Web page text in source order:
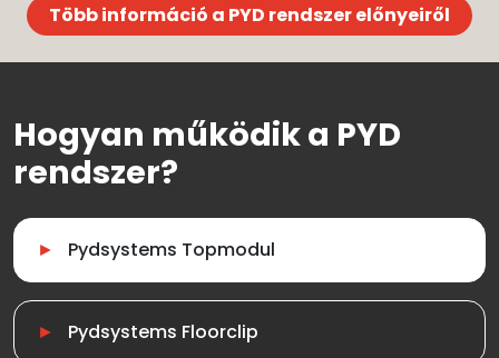
Több információ a PYD rendszer előnyeiről
Hogyan működik a PYD
rendszer?
Pydsystems Topmodul
Pydsystems Floorclip